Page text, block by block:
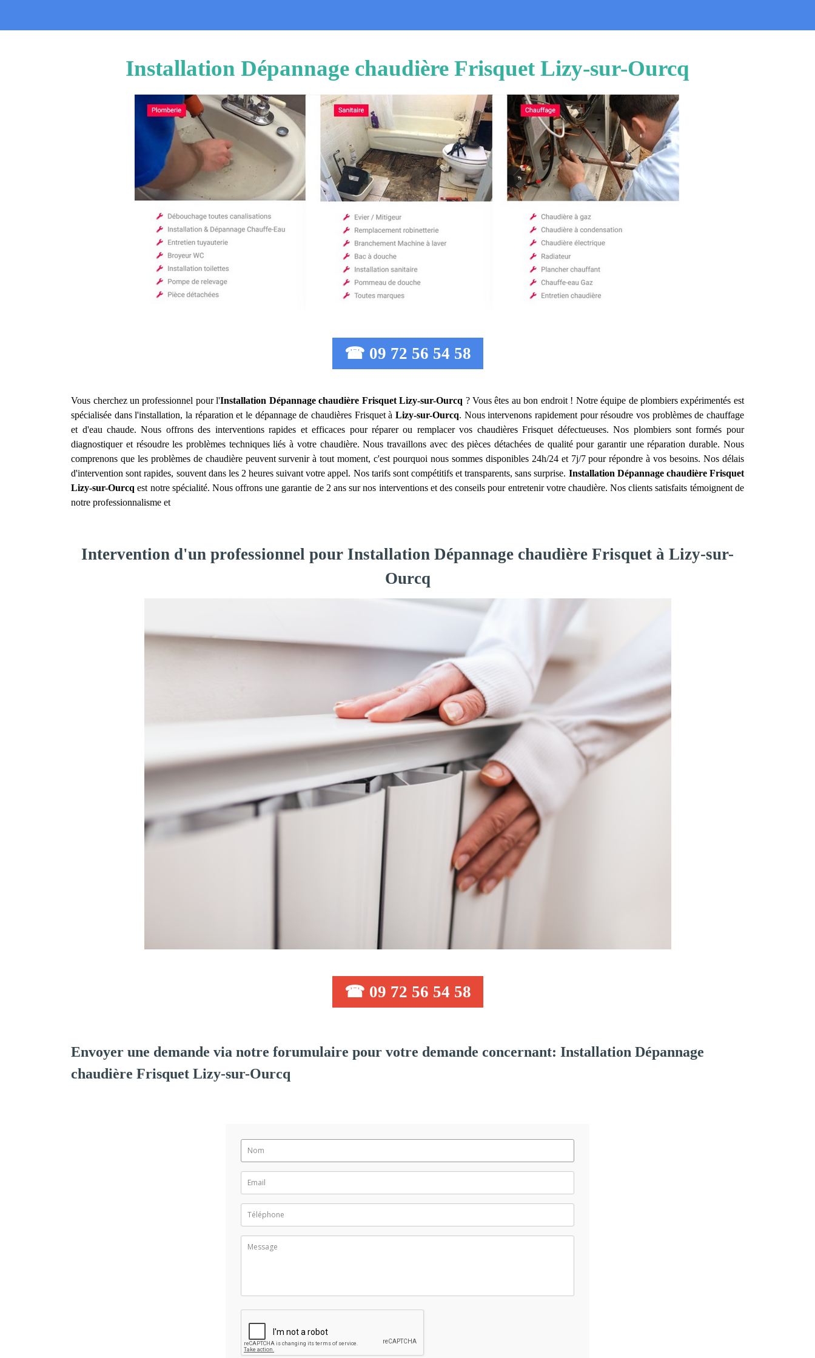
Installation Dépannage chaudière Frisquet Lizy-sur-Ourcq
☎ 09 72 56 54 58
Vous cherchez un professionnel pour l'Installation Dépannage chaudière Frisquet Lizy-sur-Ourcq ? Vous êtes au bon endroit ! Notre équipe de plombiers expérimentés est
spécialisée dans l'installation, la réparation et le dépannage de chaudières Frisquet à Lizy-sur-Ourcq. Nous intervenons rapidement pour résoudre vos problèmes de chauffage
et d'eau chaude. Nous offrons des interventions rapides et efficaces pour réparer ou remplacer vos chaudières Frisquet défectueuses. Nos plombiers sont formés pour
diagnostiquer et résoudre les problèmes techniques liés à votre chaudière. Nous travaillons avec des pièces détachées de qualité pour garantir une réparation durable. Nous
comprenons que les problèmes de chaudière peuvent survenir à tout moment, c'est pourquoi nous sommes disponibles 24h/24 et 7j/7 pour répondre à vos besoins. Nos délais
d'intervention sont rapides, souvent dans les 2 heures suivant votre appel. Nos tarifs sont compétitifs et transparents, sans surprise. Installation Dépannage chaudière Frisquet
Lizy-sur-Ourcq est notre spécialité. Nous offrons une garantie de 2 ans sur nos interventions et des conseils pour entretenir votre chaudière. Nos clients satisfaits témoignent de
notre professionnalisme et
Intervention d'un professionnel pour Installation Dépannage chaudière Frisquet à Lizy-sur-
Ourcq
☎ 09 72 56 54 58
Envoyer une demande via notre forumulaire pour votre demande concernant: Installation Dépannage
chaudière Frisquet Lizy-sur-Ourcq